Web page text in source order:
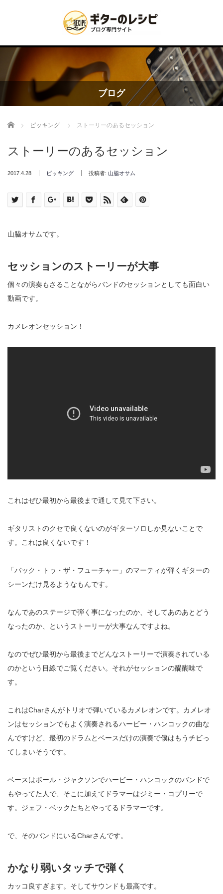
ブログ
Home ピッキング ストーリーのあるセッション
ストーリーのあるセッション
2017.4.28 ピッキング 投稿者: 山脇オサム
山脇オサムです。
セッションのストーリーが大事
個々の演奏もさることながらバンドのセッションとしても面白い
動画です。
カメレオンセッション！
これはぜひ最初から最後まで通して見て下さい。
ギタリストのクセで良くないのがギターソロしか見ないことで
す。これは良くないです！
「バック・トゥ・ザ・フューチャー」のマーティが弾くギターの
シーンだけ見るようなもんです。
なんであのステージで弾く事になったのか、そしてあのあとどう
なったのか、というストーリーが大事なんですよね。
なのでぜひ最初から最後までどんなストーリーで演奏されている
のかという目線でご覧ください。それがセッションの醍醐味で
す。
これはCharさんがトリオで弾いているカメレオンです。カメレオ
ンはセッションでもよく演奏されるハービー・ハンコックの曲な
んですけど、最初のドラムとベースだけの演奏で僕はもうチビっ
てしまいそうです。
ベースはポール・ジャクソンでハービー・ハンコックのバンドで
もやってた人で、そこに加えてドラマーはジミー・コプリーで
す。ジェフ・ベックたちとやってるドラマーです。
で、そのバンドにいるCharさんです。
かなり弱いタッチで弾く
カッコ良すぎます。そしてサウンドも最高です。